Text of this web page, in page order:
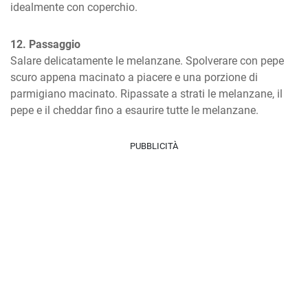
idealmente con coperchio.
12. Passaggio
Salare delicatamente le melanzane. Spolverare con pepe
scuro appena macinato a piacere e una porzione di
parmigiano macinato. Ripassate a strati le melanzane, il
pepe e il cheddar fino a esaurire tutte le melanzane.
PUBBLICITÀ